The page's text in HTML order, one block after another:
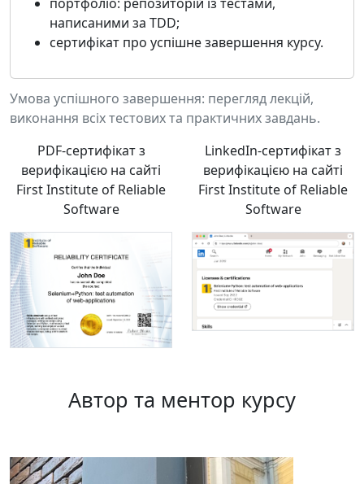
написаними за TDD;
сертифікат про успішне завершення курсу.
Умова успішного завершення: перегляд лекцій,
виконання всіх тестових та практичних завдань.
PDF-сертифікат з
верифікацією на сайті
First Institute of Reliable
Software
LinkedIn-сертифікат з
верифікацією на сайті
First Institute of Reliable
Software
Автор та ментор курсу